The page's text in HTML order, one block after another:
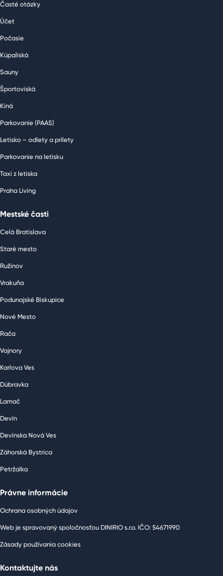
Časté otázky
Účet
Počasie
Kúpaliská
Sauny
Športoviská
Kiná
Parkovanie (PAAS)
Letisko – odlety a prílety
Parkovanie na letisku
Taxi z letiska
Praha Living
Mestské časti
Celá Bratislava
Staré mesto
Ružinov
Vrakuňa
Podunajské Biskupice
Nové Mesto
Rača
Vajnory
Karlova Ves
Dúbravka
Lamač
Devín
Devínska Nová Ves
Záhorská Bystrica
Petržalka
Právne informácie
Ochrana osobných údajov
Web je spravovaný spoločnosťou DINIRIO s.r.o. IČO: 54671990
Zásady používania cookies
Kontaktujte nás